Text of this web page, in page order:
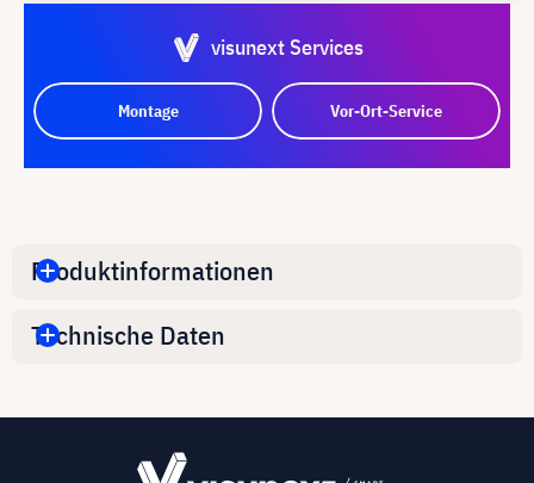
visunext Services
Montage Vor-Ort-Service
Produktinformationen
Technische Daten